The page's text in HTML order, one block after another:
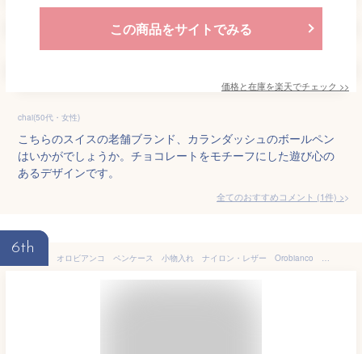
この商品をサイトでみる
価格と在庫を楽天でチェック >>
chai(50代・女性)
こちらのスイスの老舗ブランド、カランダッシュのボールペン
はいかがでしょうか。チョコレートをモチーフにした遊び心の
あるデザインです。
全てのおすすめコメント (1件) >
6th
オロビアンコ ペンケース 小物入れ ナイロン・レザー Orobianco ファスナー ペンケース 小物入れ イタリア製 ペンケース オロビアンコ200-1328